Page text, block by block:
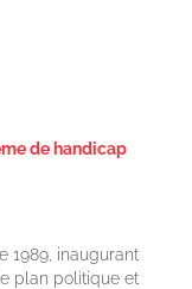
de handicap
1989, inaugurant
plan politique et